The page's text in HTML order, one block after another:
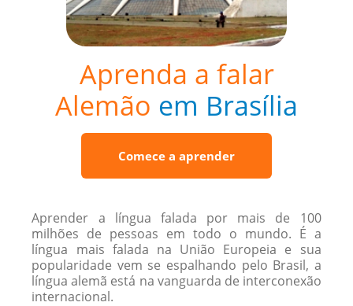
Aprenda a falar
Alemão em Brasília
Comece a aprender
Aprender a língua falada por mais de 100
milhões de pessoas em todo o mundo. É a
língua mais falada na União Europeia e sua
popularidade vem se espalhando pelo Brasil, a
língua alemã está na vanguarda de interconexão
internacional.